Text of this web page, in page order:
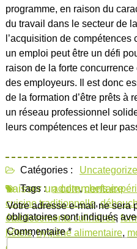
programme, en raison du
du travail dans le secteur de
l’acquisition de
un emploi peut être un défi
raison de la forte
des employeurs. Il est donc
de la formation d’être prêts à
un réseau professionnel
leurs compétences et leur
Catégories :
Tags : adulte,chefs
cuisine traditionnelle,
établissements culinaires,
hôtels,hygiène alimentaire,
Laisser un commentaire
Votre adresse e-mail ne sera
obligatoires sont indiqués
Commentaire*